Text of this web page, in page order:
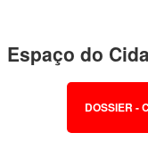
Espaço do
DOSSIER -